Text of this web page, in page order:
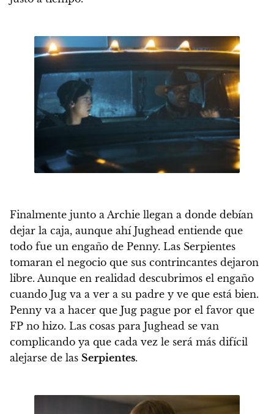
Finalmente junto a Archie llegan a donde debían
dejar la caja, aunque ahí Jughead entiende que
todo fue un engaño de Penny. Las Serpientes
tomaran el negocio que sus contrincantes dejaron
libre. Aunque en realidad descubrimos el engaño
cuando Jug va a ver a su padre y ve que está bien.
Penny va a hacer que Jug pague por el favor que
FP no hizo. Las cosas para Jughead se van
complicando ya que cada vez le será más difícil
alejarse de las Serpientes.